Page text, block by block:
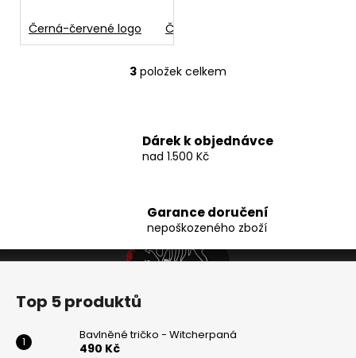
Černá-červené logo Černá-modré logo
O
á
d
a
p
r
v
p
3 položek celkem
Dárek k objednávce
nad 1.500 Kč
Garance doručení
nepoškozeného zboží
Top 5 produktů
Bavlněné tričko - Witcherpaná
490 Kč